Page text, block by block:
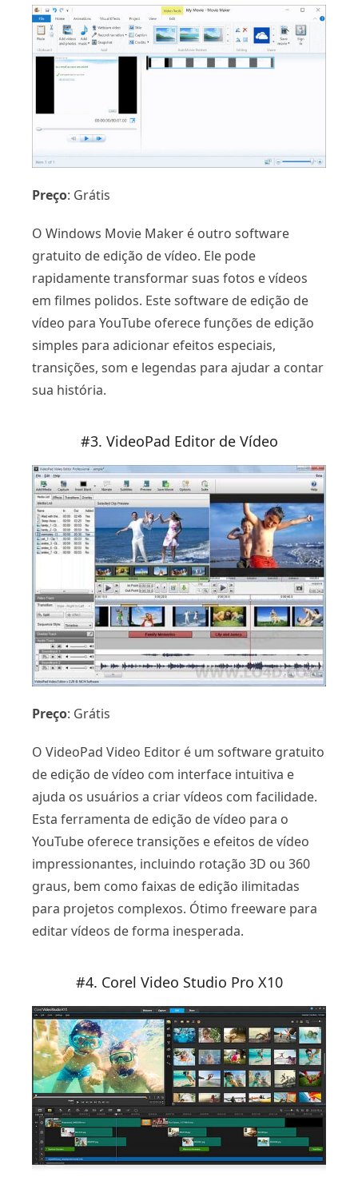
Preço: Grátis
O Windows Movie Maker é outro software
gratuito de edição de vídeo. Ele pode
rapidamente transformar suas fotos e vídeos
em filmes polidos. Este software de edição de
vídeo para YouTube oferece funções de edição
simples para adicionar efeitos especiais,
transições, som e legendas para ajudar a contar
sua história.
#3. VideoPad Editor de Vídeo
Preço: Grátis
O VideoPad Video Editor é um software gratuito
de edição de vídeo com interface intuitiva e
ajuda os usuários a criar vídeos com facilidade.
Esta ferramenta de edição de vídeo para o
YouTube oferece transições e efeitos de vídeo
impressionantes, incluindo rotação 3D ou 360
graus, bem como faixas de edição ilimitadas
para projetos complexos. Ótimo freeware para
editar vídeos de forma inesperada.
#4. Corel Video Studio Pro X10